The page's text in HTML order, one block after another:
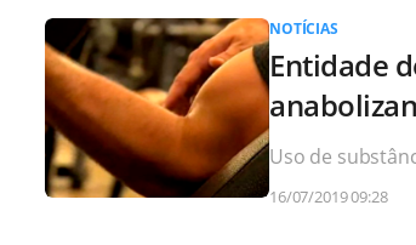
NOTÍCIAS
Entidade
Uso de
16/07/2019 09:28